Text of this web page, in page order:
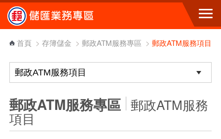
跳到主要內容區塊
首頁 > 存簿儲金 > 郵政ATM服務專區 > 郵政ATM服務項目
郵政ATM服務專區 郵政ATM服務
項目